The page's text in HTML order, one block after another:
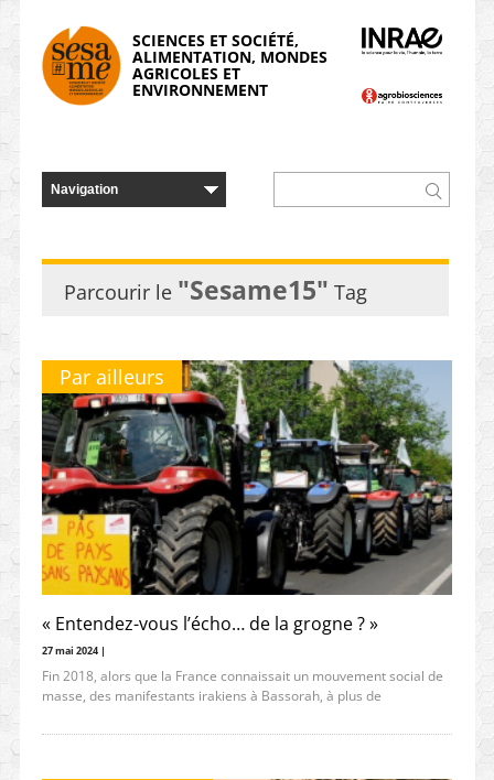
SCIENCES ET SOCIÉTÉ,
ALIMENTATION, MONDES
AGRICOLES ET
ENVIRONNEMENT
Parcourir le "Sesame15" Tag
Par ailleurs
« Entendez-vous l’écho… de la grogne ? »
27 mai 2024 |
Fin 2018, alors que la France connaissait un mouvement social de
masse, des manifestants irakiens à Bassorah, à plus de